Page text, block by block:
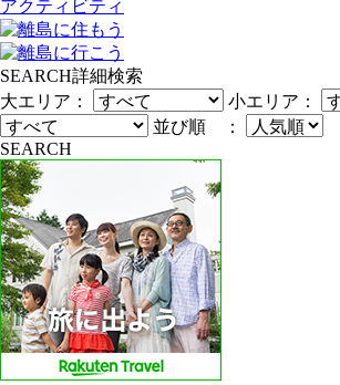
アクティビティ
SEARCH詳細検索
大エリア：
小エリア：
並び順 ：
SEARCH